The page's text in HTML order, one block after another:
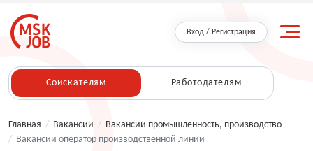
Вход / Регистрация
Соискателям Работодателям
Главная / Вакансии / Вакансии промышленность, производство
/ Вакансии оператор производственной линии